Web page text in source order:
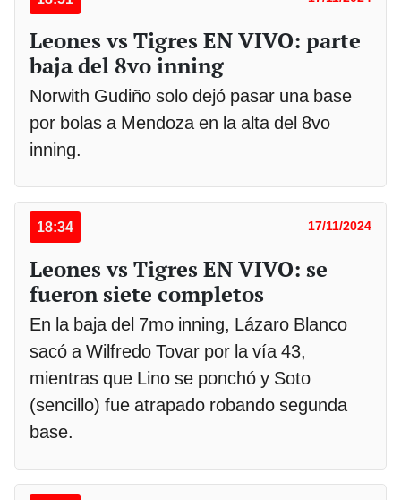
Leones vs Tigres EN VIVO: parte
baja del 8vo inning
Norwith Gudiño solo dejó pasar una base
por bolas a Mendoza en la alta del 8vo
inning.
18:34 17/11/2024
Leones vs Tigres EN VIVO: se
fueron siete completos
En la baja del 7mo inning, Lázaro Blanco
sacó a Wilfredo Tovar por la vía 43,
mientras que Lino se ponchó y Soto
(sencillo) fue atrapado robando segunda
base.